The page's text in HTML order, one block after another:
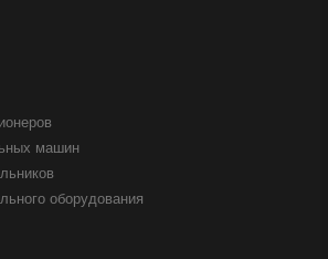
машин
оборудования